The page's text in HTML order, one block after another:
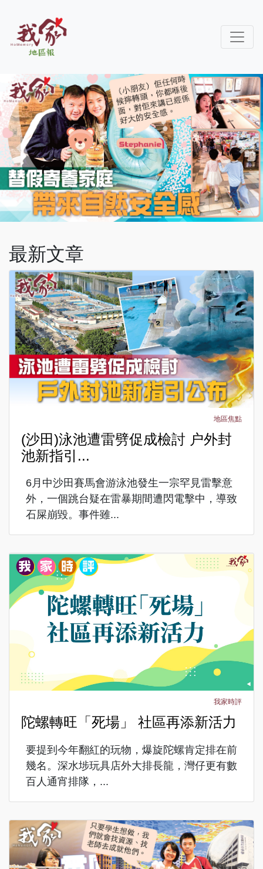
Previous Next
最新文章
地區焦點
(沙田)泳池遭雷劈促成檢討 户外封
池新指引...
6月中沙田賽馬會游泳池發生一宗罕見雷擊意
外，一個跳台疑在雷暴期間遭閃電擊中，導致
石屎崩毀。事件雖...
我家時評
陀螺轉旺「死場」 社區再添新活力
要提到今年翻紅的玩物，爆旋陀螺肯定排在前
幾名。深水埗玩具店外大排長龍，灣仔更有數
百人通宵排隊，...